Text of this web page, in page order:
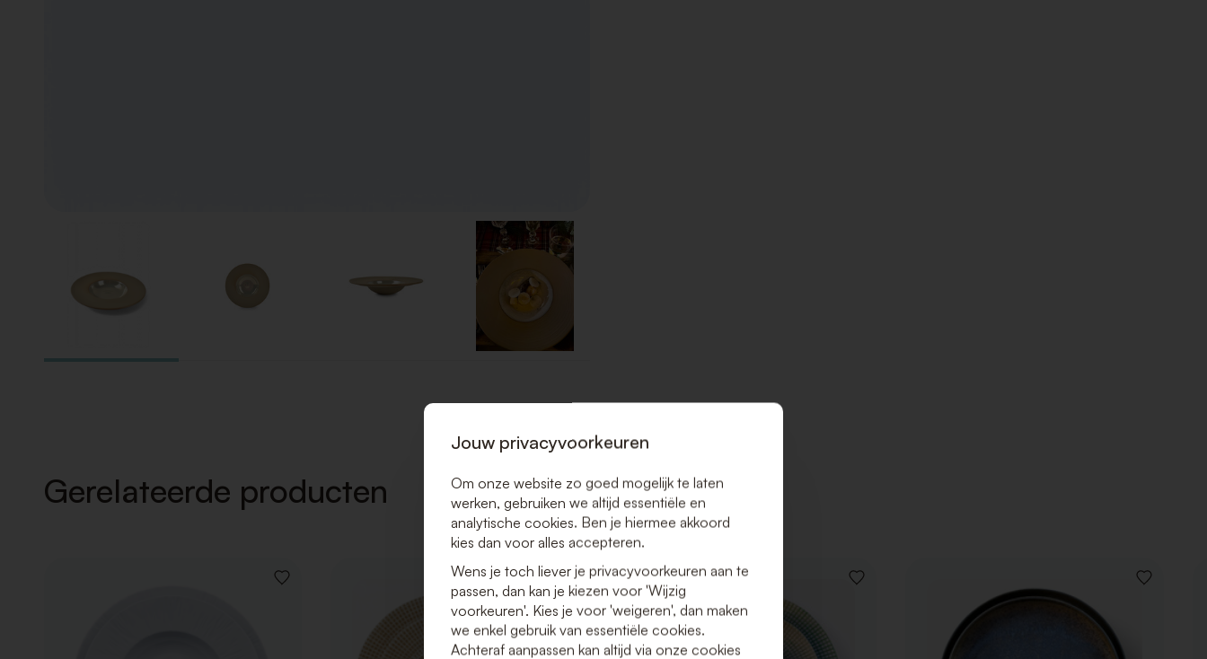
Gerelateerde producten
VOEG
VOEG
TOE
AAN
VERLANGLIJST
VOEG
VOEG
Jouw privacyvoorkeuren
Om onze website zo goed mogelijk te laten
werken, gebruiken we altijd essentiële en
analytische cookies. Ben je hiermee akkoord
kies dan voor alles accepteren.
Wens je toch liever je privacyvoorkeuren aan te
passen, dan kan je kiezen voor 'Wijzig
voorkeuren'. Kies je voor 'weigeren', dan maken
we enkel gebruik van essentiële cookies.
Achteraf aanpassen kan altijd via onze cookies